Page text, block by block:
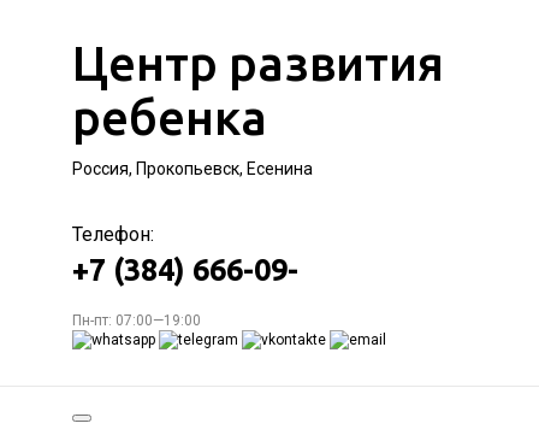
Центр развития
ребенка
Россия, Прокопьевск, Есенина
Телефон:
+7 (384) 666-09-
Пн-пт: 07:00—19:00